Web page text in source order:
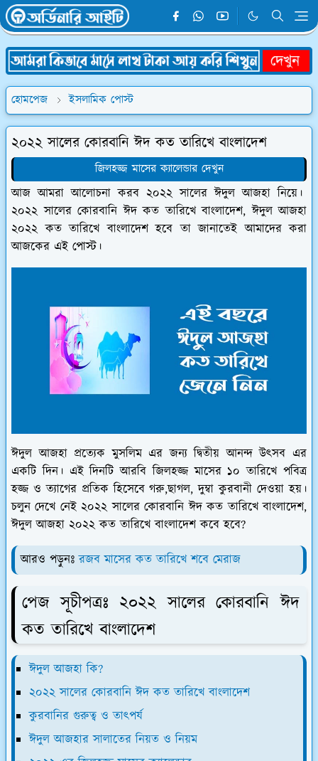
হোমপেজ ইসলামিক পোস্ট
২০২২ সালের কোরবানি ঈদ কত তারিখে বাংলাদেশ
জিলহজ্জ মাসের ক্যালেন্ডার দেখুন
আজ আমরা আলোচনা করব ২০২২ সালের ঈদুল আজহা নিয়ে।
২০২২ সালের কোরবানি ঈদ কত তারিখে বাংলাদেশ, ঈদুল আজহা
২০২২ কত তারিখে বাংলাদেশ হবে তা জানাতেই আমাদের করা
আজকের এই পোস্ট।
ঈদুল আজহা প্রত্যেক মুসলিম এর জন্য দ্বিতীয় আনন্দ উৎসব এর
একটি দিন। এই দিনটি আরবি জিলহজ্জ মাসের ১০ তারিখে পবিত্র
হজ্জ ও ত্যাগের প্রতিক হিসেবে গরু,ছাগল, দুম্বা কুরবানী দেওয়া হয়।
চলুন দেখে নেই ২০২২ সালের কোরবানি ঈদ কত তারিখে বাংলাদেশ,
ঈদুল আজহা ২০২২ কত তারিখে বাংলাদেশ কবে হবে?
আরও পড়ুনঃরজব মাসের কত তারিখে শবে মেরাজ
পেজ সূচীপত্রঃ ২০২২ সালের কোরবানি ঈদ
কত তারিখে বাংলাদেশ
ঈদুল আজহা কি?
২০২২ সালের কোরবানি ঈদ কত তারিখে বাংলাদেশ
কুরবানির গুরুত্ব ও তাৎপর্য
ঈদুল আজহার সালাতের নিয়ত ও নিয়ম